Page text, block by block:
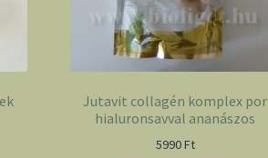
Jutavit collagén komplex por
hialuronsavval ananászos
5990Ft